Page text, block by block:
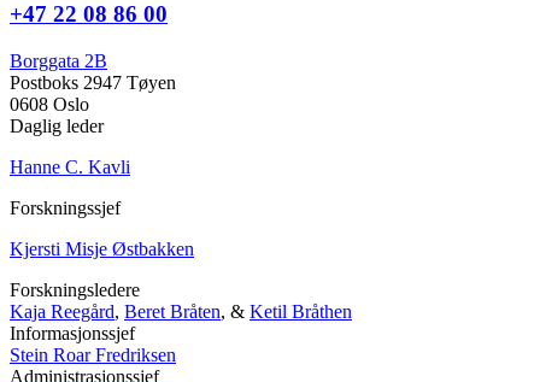
+47 22 08 86 00
Borggata 2B
Postboks 2947 Tøyen
0608 Oslo
Daglig leder
Hanne C. Kavli
Forskningssjef
Kjersti Misje Østbakken
Forskningsledere
Kaja Reegård, Beret Bråten, & Ketil Bråthen
Informasjonssjef
Stein Roar Fredriksen
Administrasjonssjef